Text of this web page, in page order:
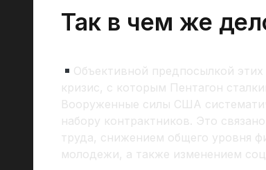
Так в чем же
Объективной предпосылкой
кризис, с которым Пентагон
Вооруженные силы США
набору контрактников. Это
труда, снижением общего уровня
молодежи, а также изменением